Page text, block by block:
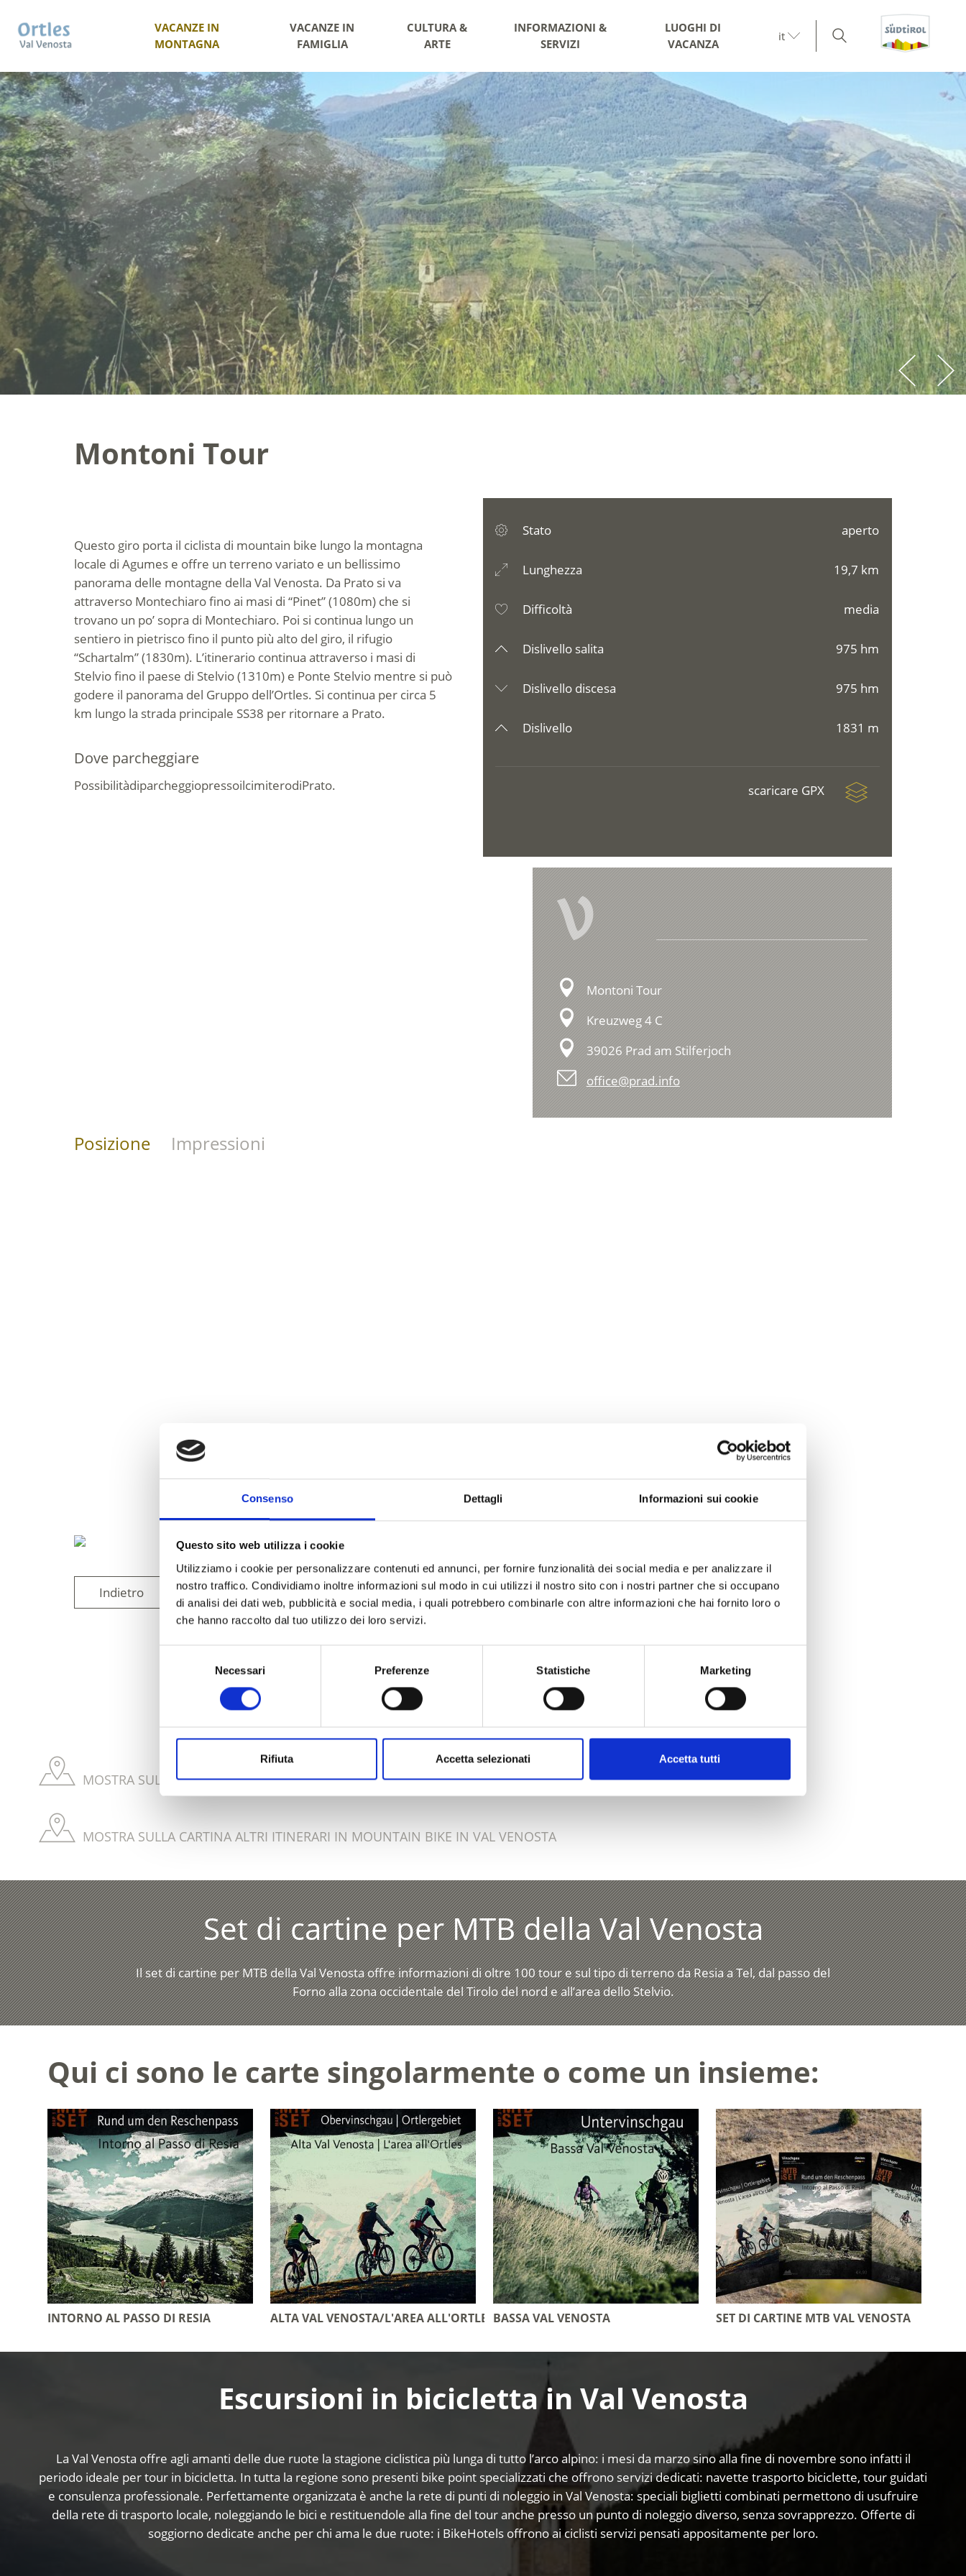
Consenso Dettagli Informazioni sui cookie
Questo sito web utilizza i cookie
Utilizziamo i cookie per personalizzare contenuti ed annunci, per fornire funzionalità dei social media e per analizzare il
nostro traffico. Condividiamo inoltre informazioni sul modo in cui utilizzi il nostro sito con i nostri partner che si occupano
di analisi dei dati web, pubblicità e social media, i quali potrebbero combinarle con altre informazioni che hai fornito loro o
che hanno raccolto dal tuo utilizzo dei loro servizi.
Necessari Preferenze Statistiche Marketing
Rifiuta Accetta selezionati Accetta tutti
VACANZE IN
MONTAGNA
VACANZE IN
FAMIGLIA
CULTURA &
ARTE
INFORMAZIONI &
SERVIZI
LUOGHI DI
VACANZA
it
Montoni Tour
Questo giro porta il ciclista di mountain bike lungo la montagna
locale di Agumes e offre un terreno variato e un bellissimo
panorama delle montagne della Val Venosta. Da Prato si va
attraverso Montechiaro fino ai masi di “Pinet” (1080m) che si
trovano un po’ sopra di Montechiaro. Poi si continua lungo un
sentiero in pietrisco fino il punto più alto del giro, il rifugio
“Schartalm” (1830m). L’itinerario continua attraverso i masi di
Stelvio fino il paese di Stelvio (1310m) e Ponte Stelvio mentre si può
godere il panorama del Gruppo dell’Ortles. Si continua per circa 5
km lungo la strada principale SS38 per ritornare a Prato.
Dove parcheggiare
PossibilitàdiparcheggiopressoilcimiterodiPrato.
Stato aperto
Lunghezza 19,7 km
Difficoltà media
Dislivello salita 975 hm
Dislivello discesa 975 hm
Dislivello 1831 m
scaricare GPX
V
Montoni Tour
Kreuzweg 4 C
39026 Prad am Stilferjoch
office@prad.info
Posizione Impressioni
Indietro
IL CONTENUTO VI È STATO UTILE? No
MOSTRA SULLA CARTINA TRAILS & ITINERARI MOUNTAINBIKE NEI DINTORNI DELL’AREA VACANZA DELL’ORTLES
MOSTRA SULLA CARTINA ALTRI ITINERARI IN MOUNTAIN BIKE IN VAL VENOSTA
Set di cartine per MTB della Val Venosta
Il set di cartine per MTB della Val Venosta offre informazioni di oltre 100 tour e sul tipo di terreno da Resia a Tel, dal passo del
Forno alla zona occidentale del Tirolo del nord e all’area dello Stelvio.
Qui ci sono le carte singolarmente o come un insieme:
INTORNO AL PASSO DI RESIA ALTA VAL VENOSTA/L'AREA ALL'ORTLES BASSA VAL VENOSTA SET DI CARTINE MTB VAL VENOSTA
Escursioni in bicicletta in Val Venosta
La Val Venosta offre agli amanti delle due ruote la stagione ciclistica più lunga di tutto l’arco alpino: i mesi da marzo sino alla fine di novembre sono infatti il
periodo ideale per tour in bicicletta. In tutta la regione sono presenti bike point specializzati che offrono servizi dedicati: navette trasporto biciclette, tour guidati
e consulenza professionale. Perfettamente organizzata è anche la rete di punti di noleggio in Val Venosta: speciali biglietti combinati permettono di usufruire
della rete di trasporto locale, noleggiando le bici e restituendole alla fine del tour anche presso un punto di noleggio diverso, senza sovrapprezzo. Offerte di
soggiorno dedicate anche per chi ama le due ruote: i BikeHotels offrono ai ciclisti servizi pensati appositamente per loro.